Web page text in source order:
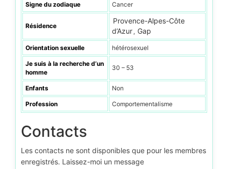
Signe du zodiaque Cancer
Résidence
Provence-Alpes-Côte
d’Azur , Gap
Orientation sexuelle hétérosexuel
Je suis à la recherche d’un
homme
30 – 53
Enfants Non
Profession Comportementalisme
Contacts
Les contacts ne sont disponibles que pour les membres
enregistrés. Laissez-moi un message